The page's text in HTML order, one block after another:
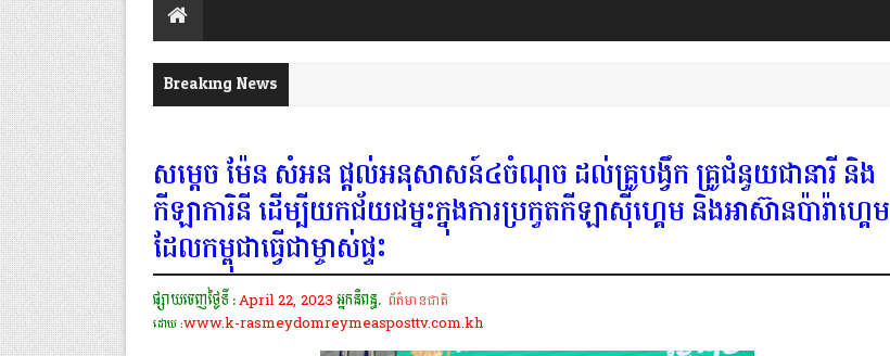
Breaking News
សម្តេច ម៉ែន សំអន ផ្តល់អនុសាសន៍៤ចំណុច ដល់គ្រូបង្វឹក គ្រូជំនួយជានារី និង
កីឡាការិនី ដើម្បីយកជ័យជម្នះក្នុងការប្រកួតកីឡាស៊ីហ្គេម និងអាស៊ានប៉ារ៉ាហ្គេម
ដែលកម្ពុជាធ្វើជាម្ចាស់ផ្ទះ
ផ្សាយចេញថ្ងៃទី :April 22, 2023អ្នកនិពន្ធ. ព័ត៌មានជាតិ
ដោយ :www.k-rasmeydomreymeasposttv.com.kh